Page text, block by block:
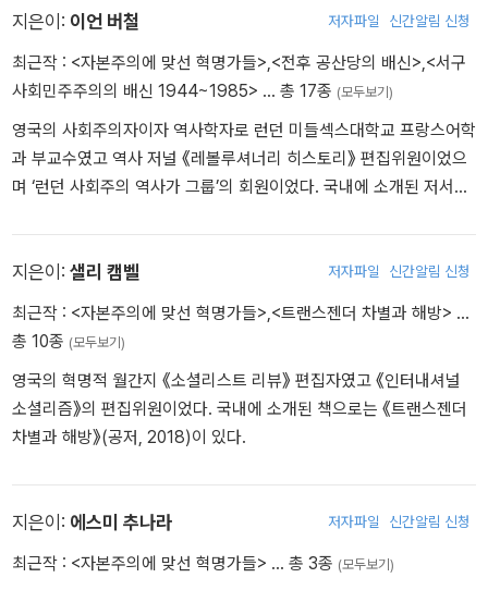
됐다. 그것은 자본주의와 소외를 끝장낼 수 있는 도구들을 만드는 것
o 블라디미르 레닌: 혁명의 무기 볼셰비키당을 만들다
레닌의 생애에서 핵심 주제는 조직의 필요성이었다. … 레닌은 당이
당의 사상에 대체로 공감하는 사람들을 모두 받아들이는 개방적 조직
이 아니라 온 힘을 다해 투쟁을 건설하고 규율 있게 활동할 각오가 돼
단 결정이 내려지면 모든 사람이 그 결정을 실천해야 했다는 것이다.
있었다. 이것이 바로 '민주집중제'로 알려진 원칙이었다. …
레닌 저작의 일관된 세 가지 근본 주제는 요즘에도 여전히 아주 중요
하다.
첫째, 노동계급의 독립성. 오늘날 우리가 사는 세계는 여전히 착취를
바탕으로 하고 있으며, 그 세계를 바꾸기 위해 떨쳐 일어나 싸울 세력
둘째, 사회주의자들은 의회든 지방정부든 국가기구를 인수할 수 없다
(그런 기구를 발언대로 이용할 수는 있지만 말이다). '테러와의 전
지은이: 이언 버철 저자파일 신간알림 신청
최근작 : <자본주의에 맞선 혁명가들> <전후 공산당의 배신> <서구
사회민주주의의 배신 1944~1985> … 총 17종 (모두보기)
영국의 사회주의자이자 역사학자로 런던 미들섹스대학교 프랑스어학
과 부교수였고 역사 저널 《레볼루셔너리 히스토리》 편집위원이었으
며 ‘런던 사회주의 역사가 그룹’의 회원이었다. 국내에 소개된 저서는
020), 《혁명의 현실성: 20세기 후반 프랑스, 칠레, 포르투갈, 이란,
지은이: 샐리 캠벨 저자파일 신간알림 신청
최근작 : <자본주의에 맞선 혁명가들> <트랜스젠더 차별과 해방> …
총 10종 (모두보기)
영국의 혁명적 월간지 《소셜리스트 리뷰》 편집자였고 《인터내셔널
소셜리즘》의 편집위원이었다. 국내에 소개된 책으로는 《트랜스젠더
차별과 해방》(공저, 2018)이 있다.
지은이: 에스미 추나라 저자파일 신간알림 신청
최근작 : <자본주의에 맞선 혁명가들> … 총 3종 (모두보기)